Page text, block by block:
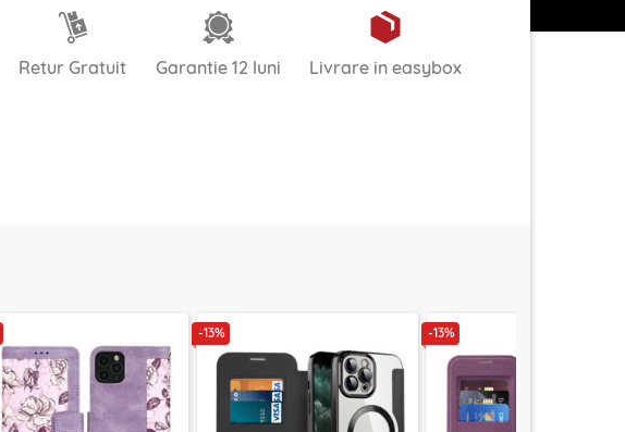
Retur Gratuit Garantie 12 luni Livrare in easybox
-13% -13%